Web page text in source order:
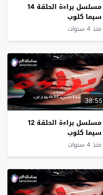
مسلسل براءة الحلقة 14
سيما كلوب
منذ 4 سنوات
38:55
مسلسل براءة الحلقة 12
سيما كلوب
منذ 4 سنوات